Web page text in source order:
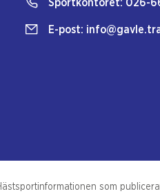
Sportkontoret: 026-
E-post:
som